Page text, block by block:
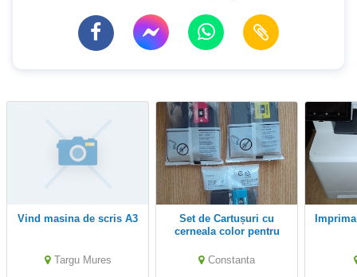
Vind masina de scris A3
Targu Mures
Set de Cartușuri cu
cerneala color pentru
originale sigilate, 1200
Constanta
Imprimanta HP Laser Jet